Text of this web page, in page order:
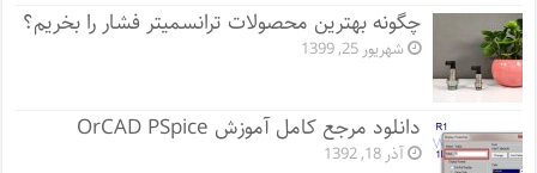
چگونه بهترین محصولات ترانسمیتر فشار را بخریم؟
شهریور 25, 1399
دانلود مرجع کامل آموزش OrCAD PSpice
آذر 18, 1392